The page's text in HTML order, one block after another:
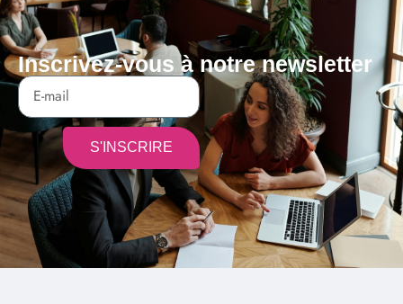
Inscrivez-vous à notre newsletter
S'INSCRIRE
Alternative: